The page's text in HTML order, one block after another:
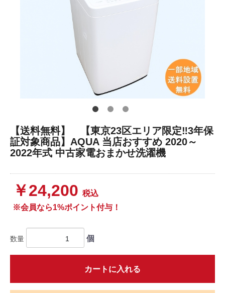
【送料無料】 【東京23区エリア限定‼3年保
証対象商品】AQUA 当店おすすめ 2020～
2022年式 中古家電おまかせ洗濯機
￥24,200 税込
※会員なら1%ポイント付与！
数量 個
カートに入れる